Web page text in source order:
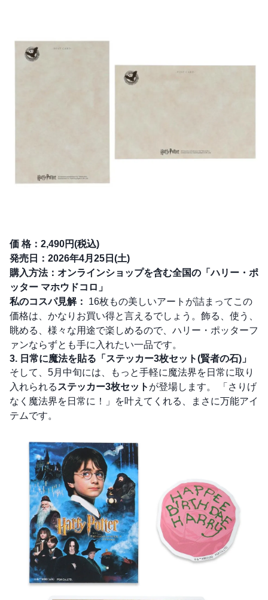
価 格：2,490円(税込)
発売日：2026年4月25日(土)
購入方法：オンラインショップを含む全国の「ハリー・ポ
ッター マホウドコロ」
私のコスパ見解：
16枚もの美しいアートが詰まってこの
価格は、かなりお買い得と言えるでしょう。飾る、使う、
眺める、様々な用途で楽しめるので、ハリー・ポッターフ
ァンならずとも手に入れたい一品です。
3. 日常に魔法を貼る「ステッカー3枚セット(賢者の石)」
そして、5月中旬には、もっと手軽に魔法界を日常に取り
入れられる ステッカー3枚セット が登場します。 「さりげ
なく魔法界を日常に！」を叶えてくれる、まさに万能アイ
テムです。